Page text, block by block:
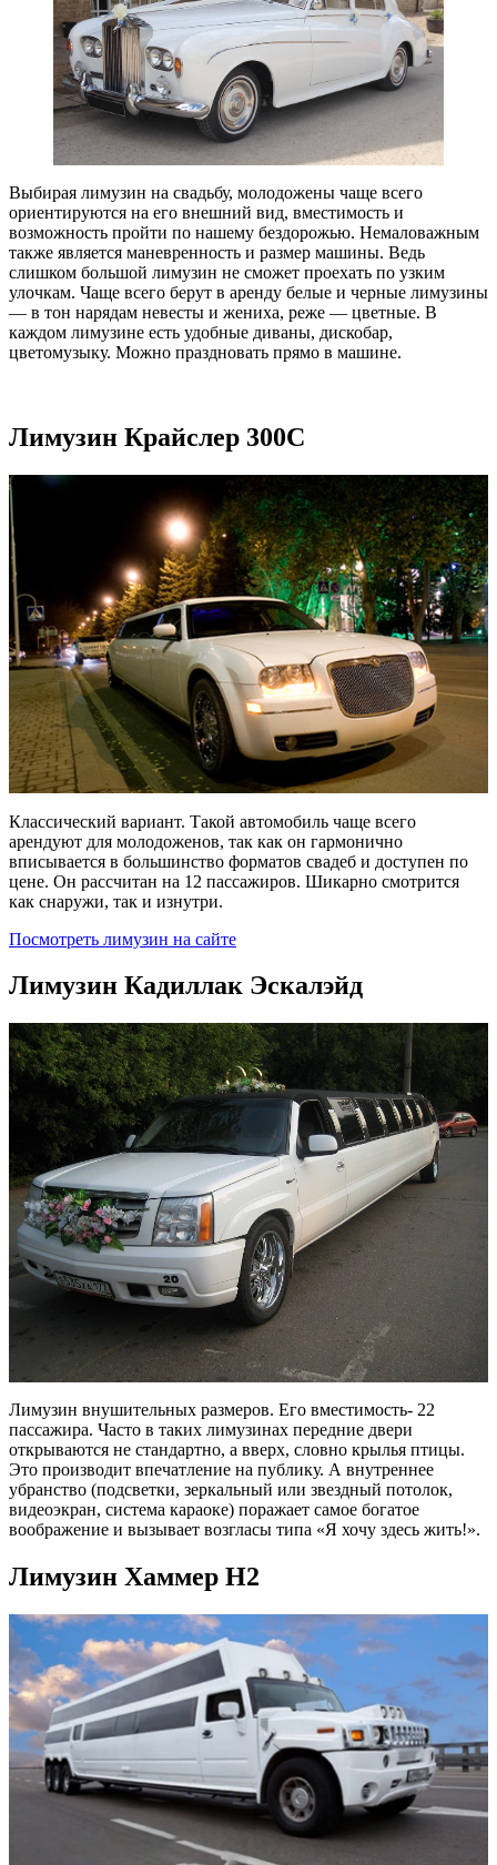
Выбирая лимузин на свадьбу, молодожены чаще всего
ориентируются на его внешний вид, вместимость и
возможность пройти по нашему бездорожью. Немаловажным
также является маневренность и размер машины. Ведь
слишком большой лимузин не сможет проехать по узким
улочкам. Чаще всего берут в аренду белые и черные лимузины
— в тон нарядам невесты и жениха, реже — цветные. В
каждом лимузине есть удобные диваны, дискобар,
цветомузыку. Можно праздновать прямо в машине.
Лимузин Крайслер 300C
Классический вариант. Такой автомобиль чаще всего
арендуют для молодоженов, так как он гармонично
вписывается в большинство форматов свадеб и доступен по
цене. Он рассчитан на 12 пассажиров. Шикарно смотрится
как снаружи, так и изнутри.
Посмотреть лимузин на сайте
Лимузин Кадиллак Эскалэйд
Лимузин внушительных размеров. Его вместимость- 22
пассажира. Часто в таких лимузинах передние двери
открываются не стандартно, а вверх, словно крылья птицы.
Это производит впечатление на публику. А внутреннее
убранство (подсветки, зеркальный или звездный потолок,
видеоэкран, система караоке) поражает самое богатое
воображение и вызывает возгласы типа «Я хочу здесь жить!».
Лимузин Хаммер H2